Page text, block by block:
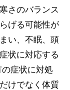
さのバランス
げる可能性が
い、不眠、頭
状に対応する
症状に対処
けでなく体質